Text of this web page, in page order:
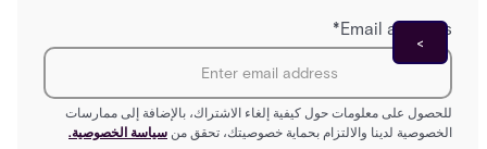
Email address
*
للحصول على معلومات حول كيفية إلغاء الاشتراك، بالإضافة إلى ممارسات
الخصوصية لدينا والالتزام بحماية خصوصيتك، تحقق من سياسة الخصوصية.